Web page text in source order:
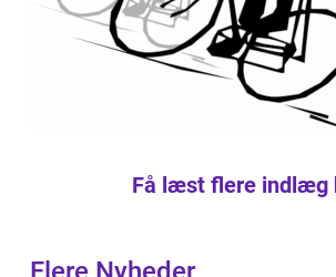
Få læst flere indlæg